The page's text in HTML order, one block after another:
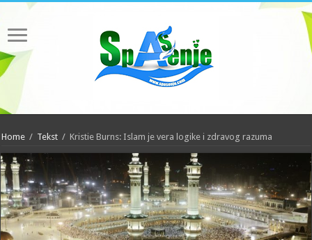
Home / Tekst / Kristie Burns: Islam je vera logike i zdravog razuma